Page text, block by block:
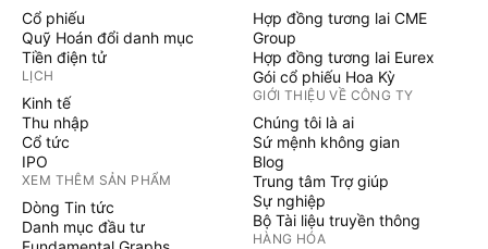
Cổ phiếu
Quỹ Hoán đổi danh mục
Tiền điện tử
LỊCH
Kinh tế
Thu nhập
Cổ tức
IPO
XEM THÊM SẢN PHẨM
Dòng Tin tức
Danh mục đầu tư
Hợp đồng tương lai CME
Group
Hợp đồng tương lai Eurex
Gói cổ phiếu Hoa Kỳ
GIỚI THIỆU VỀ CÔNG TY
Chúng tôi là ai
Sứ mệnh không gian
Blog
Trung tâm Trợ giúp
Sự nghiệp
Bộ Tài liệu truyền thông
HÀNG HÓA